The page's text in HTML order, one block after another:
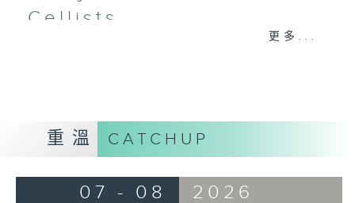
2026年6月10日香港大會堂劇院錄音
chamber music compositions after
Discussions. The revised
Cellists
HKAPA Cello Festival 2026:
Guo, Hwayoung Joo, Jooahn Yoo,
Ziyu Zhang (cello)
Aleksandr Tiumentsev (piano)
J. S. BACH
更多...
重溫 CATCHUP
07 - 08 2026